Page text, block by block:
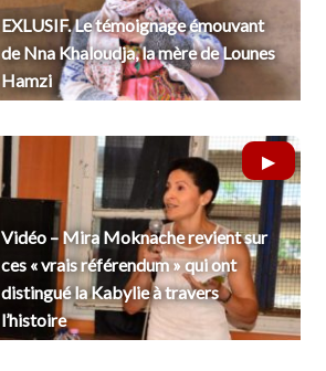
EXLUSIF. Le témoignage émouvant
de Nna Khaloudja, la mère de Lounes
Hamzi
Vidéo – Mira Moknache revient sur
ces « vrais référendum » qui ont
distingué la Kabylie à travers
l’histoire